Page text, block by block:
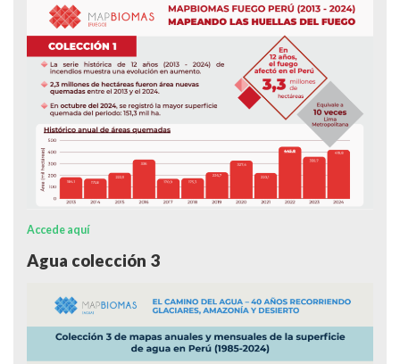
Accede aquí
Agua colección 3